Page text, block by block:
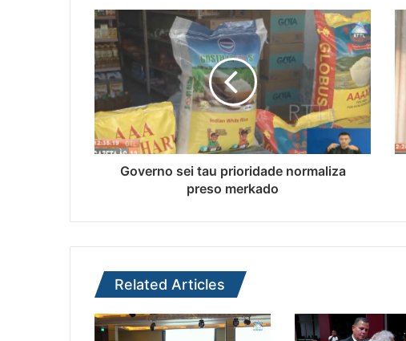
Governo sei tau prioridade normaliza
preso merkado
Related Articles